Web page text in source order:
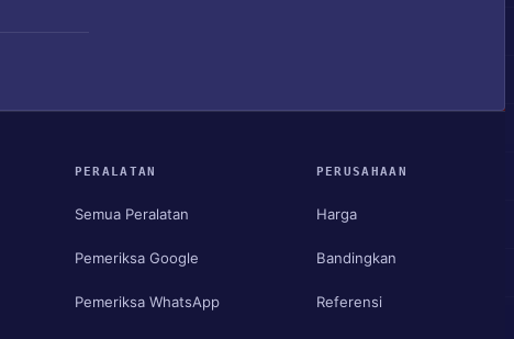
PERALATAN
Semua Peralatan
Pemeriksa Google
Pemeriksa WhatsApp
PERUSAHAAN
Harga
Bandingkan
Referensi